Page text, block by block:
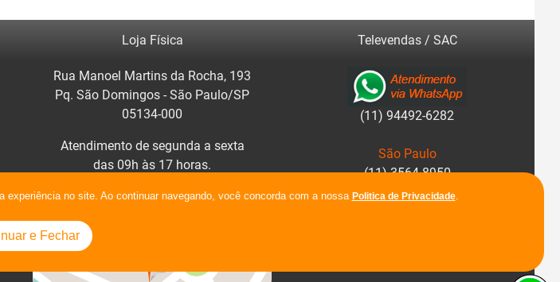
no site. Ao continuar navegando, você concorda com a nossa Politica de Privacidade.
e Fechar
Loja Física
Rua Manoel Martins da Rocha, 193
Pq. São Domingos - São Paulo/SP
05134-000
Atendimento de segunda a sexta
das 09h às 17 horas.
Clique no mapa para traçar rotas.
Televendas / SAC
(11) 94492-6282
São Paulo
(11) 3564-8950